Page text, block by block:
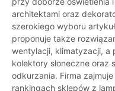
architektami oraz
szerokiego wyboru
proponuje także
wentylacji, klimatyzacji, a
kolektory słoneczne oraz
odkurzania. Firma
rankingach sklepów z